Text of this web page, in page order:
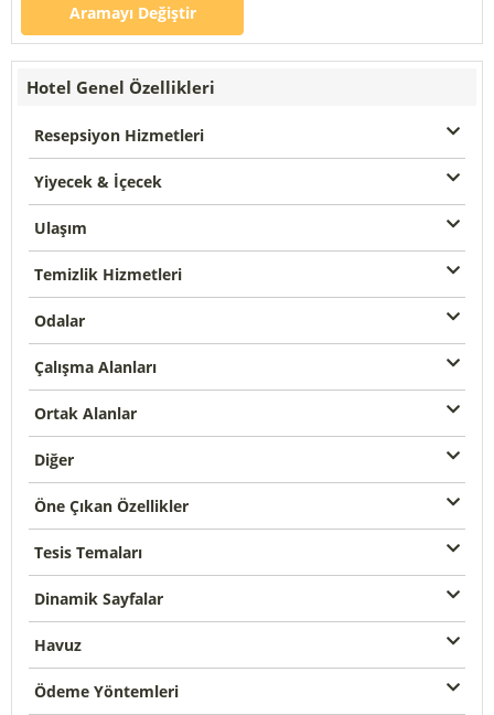
Aramayı Değiştir
Hotel Genel Özellikleri
Resepsiyon Hizmetleri
Yiyecek & İçecek
Ulaşım
Temizlik Hizmetleri
Odalar
Çalışma Alanları
Ortak Alanlar
Diğer
Öne Çıkan Özellikler
Tesis Temaları
Dinamik Sayfalar
Havuz
Ödeme Yöntemleri